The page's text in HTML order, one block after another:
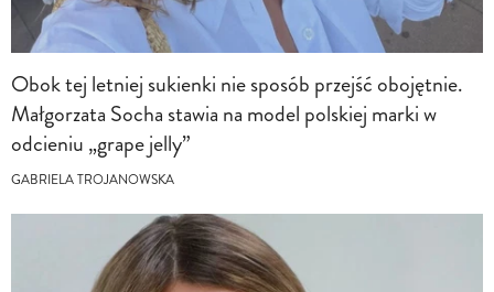
Obok tej letniej sukienki nie sposób przejść obojętnie.
Małgorzata Socha stawia na model polskiej marki w
odcieniu „grape jelly”
GABRIELA TROJANOWSKA